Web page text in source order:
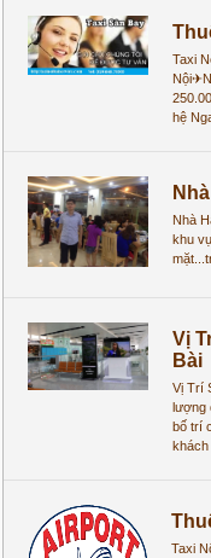
Taxi
hệ
Nhà
khu
Vị
Bài
Vị Trí
lượng
bố trí
khách
Taxi